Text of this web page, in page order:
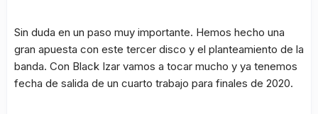
Sin duda en un paso muy importante. Hemos hecho una
gran apuesta con este tercer disco y el planteamiento de la
banda. Con Black Izar vamos a tocar mucho y ya tenemos
fecha de salida de un cuarto trabajo para finales de 2020.